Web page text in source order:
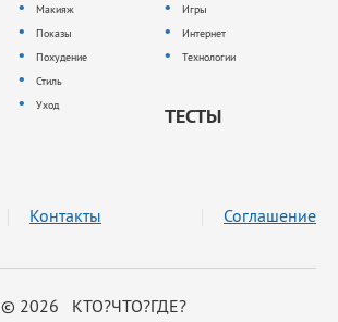
Макияж
Показы
Похудение
Стиль
Уход
Игры
Интернет
Технологии
ТЕСТЫ
© 2026 КТО?ЧТО?ГДЕ?
Контакты Соглашение